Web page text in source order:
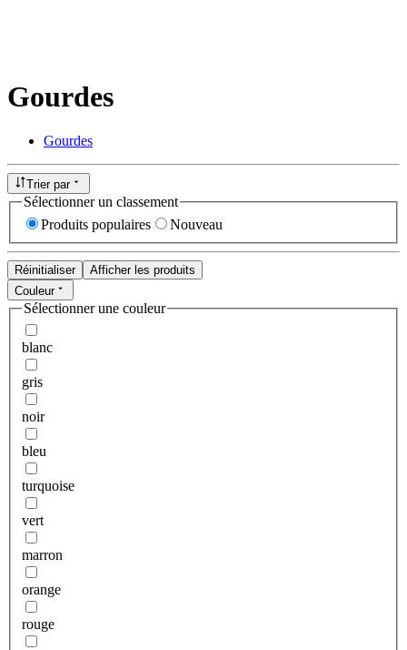
Gourdes
Gourdes
Trier par
Sélectionner un classement
Produits populaires
Nouveau
Réinitialiser
Afficher les produits
Couleur
Sélectionner une couleur
blanc
gris
noir
bleu
turquoise
vert
marron
orange
rouge